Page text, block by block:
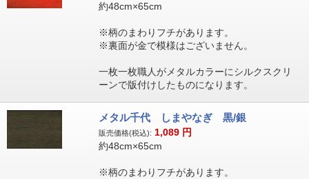
約48cm×65cm
※柄のまわりフチがあります。
※裏面が金で模様はございません。
一枚一枚職人がメタルカラーにシルクスクリ
ーンで版付けしたものになります。
メタル千代 しまやなぎ 黒/銀
販売価格(税込): 1,089 円
約48cm×65cm
※柄のまわりフチがあります。